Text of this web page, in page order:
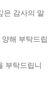
은 감사의 말
해 부탁드립
부탁드립니